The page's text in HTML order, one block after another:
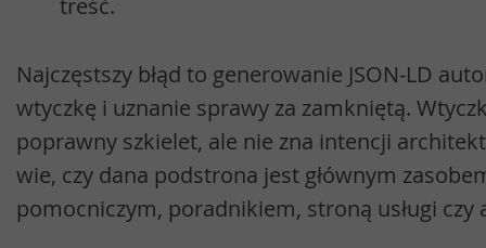
treść.
Najczęstszy błąd to generowanie JSON-LD
wtyczkę i uznanie sprawy za zamkniętą.
poprawny szkielet, ale nie zna intencji
wie, czy dana podstrona jest głównym
pomocniczym, poradnikiem, stroną usługi czy